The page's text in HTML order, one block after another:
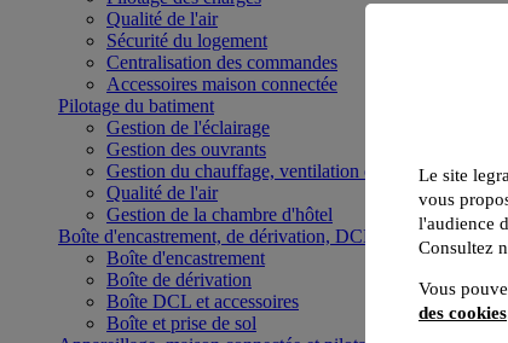
Qualité de l'air
Sécurité du logement
Centralisation des commandes
Accessoires maison connectée
Pilotage du batiment
Gestion de l'éclairage
Gestion des ouvrants
Gestion du chauffage, ventilation et climatisation
Qualité de l'air
Gestion de la chambre d'hôtel
Boîte d'encastrement, de dérivation, DCL et boîte de sol
Boîte d'encastrement
Boîte de dérivation
Boîte DCL et accessoires
Boîte et prise de sol
Le site
vous
l'audience
Consultez
Vous
des cookies